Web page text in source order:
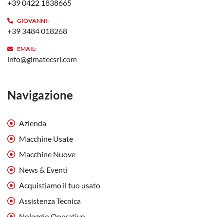
+39 0422 1838665
GIOVANNI:
+39 3484 018268
EMAIL:
info@gimatecsrl.com
Navigazione
Azienda
Macchine Usate
Macchine Nuove
News & Eventi
Acquistiamo il tuo usato
Assistenza Tecnica